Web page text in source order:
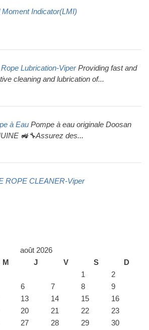
Moment Indicator(LMI)
Lubrication-Viper Providing fast and
cleaning and lubrication of...
à Eau Pompe à eau originale Doosan
🚜🔧Assurez des...
ROPE CLEANER-Viper
août 2026
M J V S
D
1
2
6 7 8
9
13 14 15
16
20 21 22
23
27 28 29
30